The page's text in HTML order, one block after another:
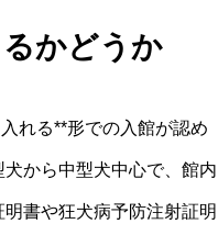
かどうか
れる**形での入館が認め
から中型犬中心で、館内
書や狂犬病予防注射証明